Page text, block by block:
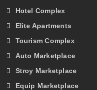
Hotel Complex
Elite Apartments
Tourism Complex
Auto Marketplace
Stroy Marketplace
Equip Marketplace